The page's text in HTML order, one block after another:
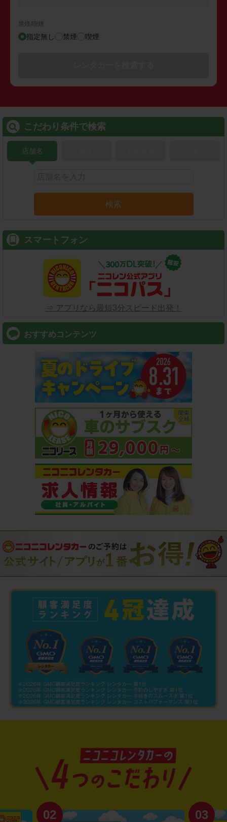
禁煙/喫煙
指定無し 禁煙 喫煙
こだわり条件で検索
店舗名
検索
スマートフォン
⇒ アプリなら最短3分スピード出発！
おすすめコンテンツ
02 03